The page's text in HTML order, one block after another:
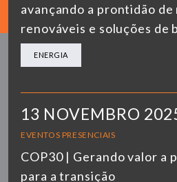
avançando a prontidão de
renováveis e soluções de
ENERGIA
13 NOVEMBRO
EVENTOS PRESENCIAIS
COP30 | Gerando valor a
para a transição